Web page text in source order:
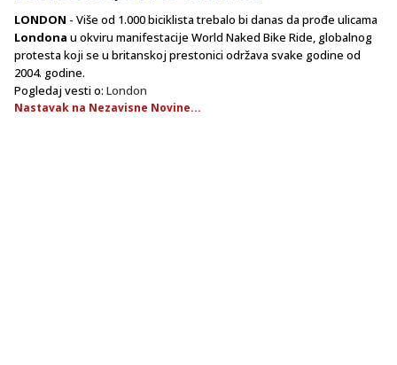
LONDON - Više od 1.000 biciklista trebalo bi danas da prođe ulicama
Londona u okviru manifestacije World Naked Bike Ride, globalnog
protesta koji se u britanskoj prestonici održava svake godine od
2004. godine.
Pogledaj vesti o: London
Nastavak na Nezavisne Novine...